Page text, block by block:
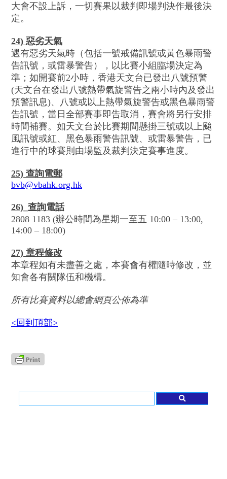
大會不設上訴，一切賽果以裁判即場判決作最後決
定。
24) 惡劣天氣
遇有惡劣天氣時（包括一號戒備訊號或黃色暴雨警
告訊號，或雷暴警告），以比賽小組臨場決定為
準；如開賽前2小時，香港天文台已發出八號預警
(天文台在發出八號熱帶氣旋警告之兩小時內及發出
預警訊息)、八號或以上熱帶氣旋警告或黑色暴雨警
告訊號，當日全部賽事即告取消，賽會將另行安排
時間補賽。如天文台於比賽期間懸掛三號或以上颱
風訊號或紅、黑色暴雨警告訊號、或雷暴警告，已
進行中的球賽則由場監及裁判決定賽事進度。
25) 查詢電郵
bvb@vbahk.org.hk
26)_查詢電話
2808 1183 (辦公時間為星期一至五 10:00 – 13:00,
14:00 – 18:00)
27) 章程修改
本章程如有未盡善之處，本賽會有權隨時修改，並
知會各有關隊伍和機構。
所有比賽資料以總會網頁公佈為準
<回到頂部>